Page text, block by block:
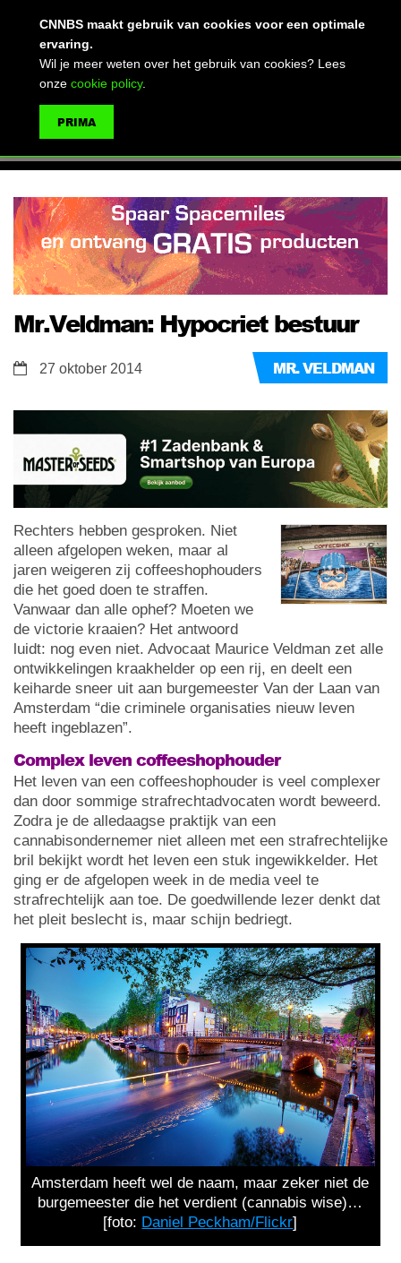
Mr.Veldman: Hypocriet bestuur
MR. VELDMAN
27 oktober 2014
Rechters hebben gesproken. Niet
alleen afgelopen weken, maar al
jaren weigeren zij coffeeshophouders
die het goed doen te straffen.
Vanwaar dan alle ophef? Moeten we
de victorie kraaien? Het antwoord
luidt: nog even niet. Advocaat Maurice Veldman zet alle
ontwikkelingen kraakhelder op een rij, en deelt een
keiharde sneer uit aan burgemeester Van der Laan van
Amsterdam “die criminele organisaties nieuw leven
heeft ingeblazen”.
Complex leven coffeeshophouder
Het leven van een coffeeshophouder is veel complexer
dan door sommige strafrechtadvocaten wordt beweerd.
Zodra je de alledaagse praktijk van een
cannabisondernemer niet alleen met een strafrechtelijke
bril bekijkt wordt het leven een stuk ingewikkelder. Het
ging er de afgelopen week in de media veel te
strafrechtelijk aan toe. De goedwillende lezer denkt dat
het pleit beslecht is, maar schijn bedriegt.
Amsterdam heeft wel de naam, maar zeker niet de
burgemeester die het verdient (cannabis wise)…
[foto: Daniel Peckham/Flickr]
CNNBS maakt gebruik van cookies voor een optimale
ervaring.
Wil je meer weten over het gebruik van cookies? Lees
onze cookie policy.
PRIMA